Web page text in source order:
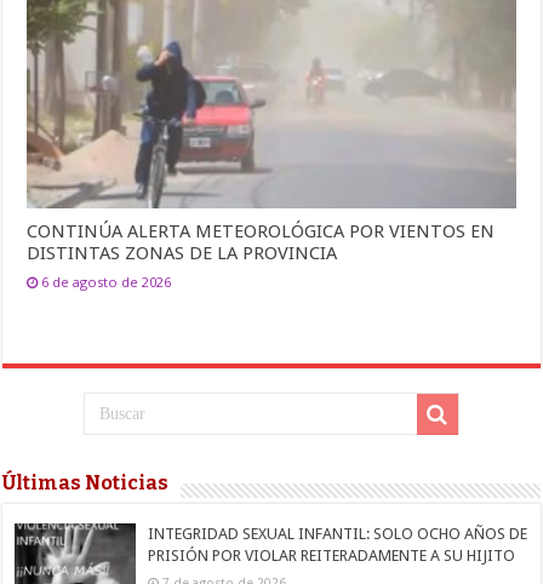
CONTINÚA ALERTA METEOROLÓGICA POR VIENTOS EN
DISTINTAS ZONAS DE LA PROVINCIA
6 de agosto de 2026
Últimas Noticias
INTEGRIDAD SEXUAL INFANTIL: SOLO OCHO AÑOS DE
PRISIÓN POR VIOLAR REITERADAMENTE A SU HIJITO